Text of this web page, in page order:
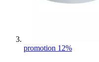
promotion 12%